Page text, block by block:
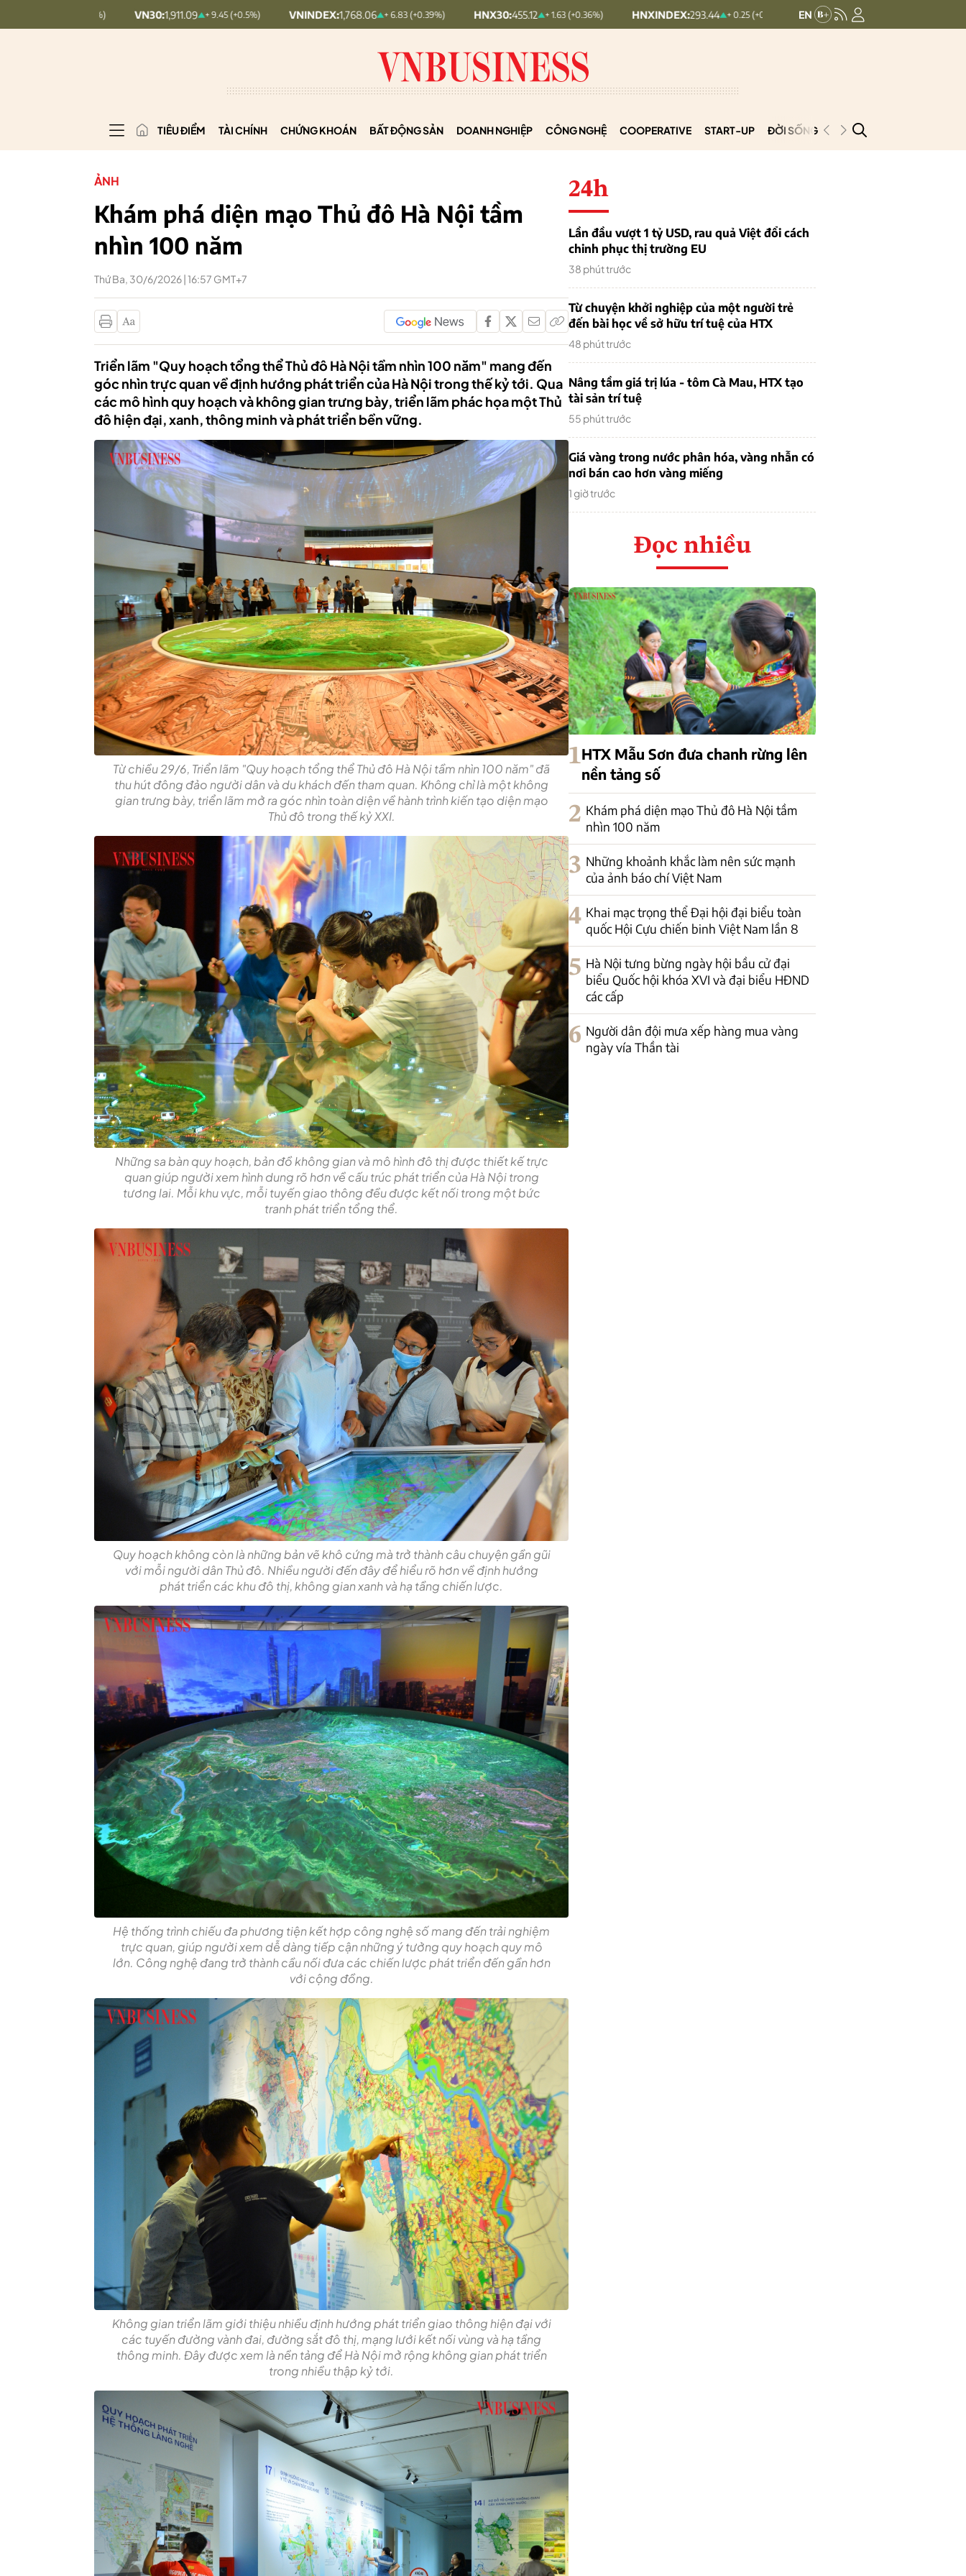
+ 9.45 (+0.5%) VNINDEX:1,768.06 + 6.83 (+0.39%) HNX30:455.12 + 1.63 (+0.36%) HNXINDEX:293.44 + 0.25 (+0.09%) UPCOMINDEX: 126.99 + 0.29 (+0.23%)
TIÊU ĐIỂM TÀI CHÍNH CHỨNG KHOÁN BẤT ĐỘNG SẢN DOANH NGHIỆP CÔNG NGHỆ COOPERATIVE START-UP ĐỜI SỐNG PODCAST
ẢNH
Khám phá diện mạo Thủ đô Hà Nội tầm
nhìn 100 năm
Thứ Ba, 30/6/2026 | 16:57 GMT+7
Triển lãm "Quy hoạch tổng thể Thủ đô Hà Nội tầm nhìn 100 năm" mang đến
góc nhìn trực quan về định hướng phát triển của Hà Nội trong thế kỷ tới. Qua
các mô hình quy hoạch và không gian trưng bày, triển lãm phác họa một Thủ
đô hiện đại, xanh, thông minh và phát triển bền vững.
Từ chiều 29/6, Triển lãm "Quy hoạch tổng thể Thủ đô Hà Nội tầm nhìn 100 năm" đã
thu hút đông đảo người dân và du khách đến tham quan. Không chỉ là một không
gian trưng bày, triển lãm mở ra góc nhìn toàn diện về hành trình kiến tạo diện mạo
Thủ đô trong thế kỷ XXI.
Những sa bàn quy hoạch, bản đồ không gian và mô hình đô thị được thiết kế trực
quan giúp người xem hình dung rõ hơn về cấu trúc phát triển của Hà Nội trong
tương lai. Mỗi khu vực, mỗi tuyến giao thông đều được kết nối trong một bức
tranh phát triển tổng thể.
Quy hoạch không còn là những bản vẽ khô cứng mà trở thành câu chuyện gần gũi
với mỗi người dân Thủ đô. Nhiều người đến đây để hiểu rõ hơn về định hướng
phát triển các khu đô thị, không gian xanh và hạ tầng chiến lược.
Hệ thống trình chiếu đa phương tiện kết hợp công nghệ số mang đến trải nghiệm
trực quan, giúp người xem dễ dàng tiếp cận những ý tưởng quy hoạch quy mô
lớn. Công nghệ đang trở thành cầu nối đưa các chiến lược phát triển đến gần hơn
với cộng đồng.
Không gian triển lãm giới thiệu nhiều định hướng phát triển giao thông hiện đại với
các tuyến đường vành đai, đường sắt đô thị, mạng lưới kết nối vùng và hạ tầng
thông minh. Đây được xem là nền tảng để Hà Nội mở rộng không gian phát triển
trong nhiều thập kỷ tới.
24h
Lần đầu vượt 1 tỷ USD, rau quả Việt đổi cách
chinh phục thị trường EU
38 phút trước
Từ chuyện khởi nghiệp của một người trẻ
đến bài học về sở hữu trí tuệ của HTX
48 phút trước
Nâng tầm giá trị lúa - tôm Cà Mau, HTX tạo
tài sản trí tuệ
55 phút trước
Giá vàng trong nước phân hóa, vàng nhẫn có
nơi bán cao hơn vàng miếng
1 giờ trước
Đọc nhiều
1HTX Mẫu Sơn đưa chanh rừng lên
nền tảng số
2 Khám phá diện mạo Thủ đô Hà Nội tầm
nhìn 100 năm
3 Những khoảnh khắc làm nên sức mạnh
của ảnh báo chí Việt Nam
4 Khai mạc trọng thể Đại hội đại biểu toàn
quốc Hội Cựu chiến binh Việt Nam lần 8
5 Hà Nội tưng bừng ngày hội bầu cử đại
biểu Quốc hội khóa XVI và đại biểu HĐND
các cấp
6 Người dân đội mưa xếp hàng mua vàng
ngày vía Thần tài